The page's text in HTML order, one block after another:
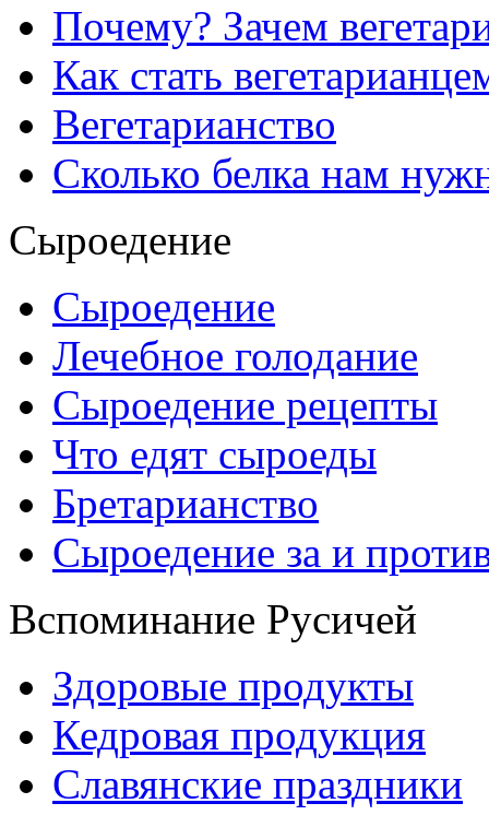
Почему? Зачем
Как стать
Вегетарианство
Сколько белка нам
Сыроедение
Сыроедение
Лечебное голодание
Сыроедение рецепты
Что едят сыроеды
Бретарианство
Сыроедение за и
Вспоминание Русичей
Здоровые продукты
Кедровая продукция
Славянские праздники